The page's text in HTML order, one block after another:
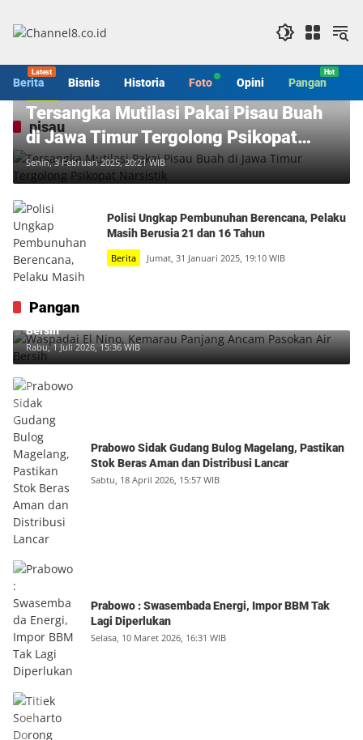
konten
Berita Bisnis Historia Foto Opini Pangan
pisau
Tersangka Mutilasi Pakai Pisau Buah
di Jawa Timur Tergolong Psikopat
Narsistik
Senin, 3 Februari 2025, 20:21 WIB
Polisi Ungkap Pembunuhan Berencana, Pelaku
Masih Berusia 21 dan 16 Tahun
Berita Jumat, 31 Januari 2025, 19:10 WIB
Pangan
Waspadai El Nino, Kemarau Panjang Ancam Pasokan Air
Bersih
Rabu, 1 Juli 2026, 15:36 WIB
Prabowo Sidak Gudang Bulog Magelang, Pastikan
Stok Beras Aman dan Distribusi Lancar
Sabtu, 18 April 2026, 15:57 WIB
Prabowo : Swasembada Energi, Impor BBM Tak
Lagi Diperlukan
Selasa, 10 Maret 2026, 16:31 WIB